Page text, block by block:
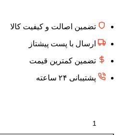
تضمین اصالت و کیفیت کالا
ارسال با پست پیشتاز
تضمین کمترین قیمت
پشتیبانی ۲۴ ساعته